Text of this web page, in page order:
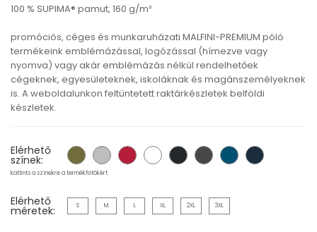
100 % SUPIMA® pamut, 160 g/m²
promóciós, céges és munkaruházati MALFINI-PREMIUM póló
termékeink emblémázással, logózással (hímezve vagy
nyomva) vagy akár emblémázás nélkül rendelhetőek
cégeknek, egyesületeknek, iskoláknak és magánszemélyeknek
is. A weboldalunkon feltüntetett raktárkészletek belföldi
készletek.
Elérhető
színek:
kattints a színekre a termékfotókért
Elérhető
méretek: S M L XL 2XL 3XL